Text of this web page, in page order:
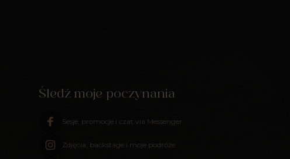
Śledź moje poczynania
Sesje, promocje i czat via Messenger
Zdjęcia, backstage i moje podróże